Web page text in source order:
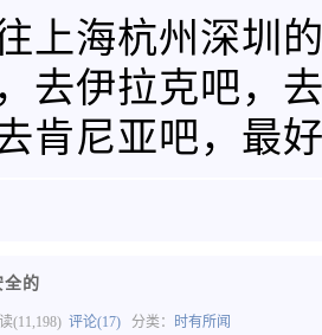
上海杭州深圳
去伊拉克吧，
肯尼亚吧，最
的
(11,198) 评论(17) 分类： 时有所闻